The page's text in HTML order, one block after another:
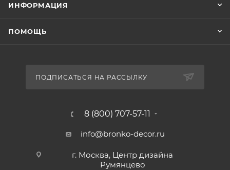
ИНФОРМАЦИЯ
ПОМОЩЬ
ПОДПИСАТЬСЯ НА РАССЫЛКУ
8 (800) 707-57-11
info@bronko-decor.ru
г. Москва, Центр дизайна
Румянцево